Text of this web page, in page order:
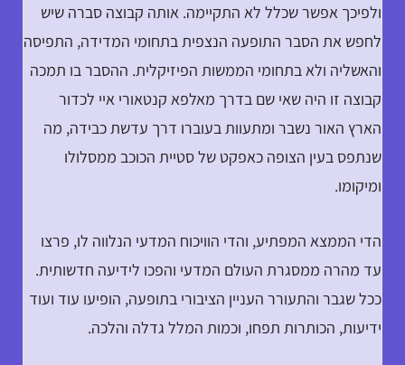
ולפיכך אפשר שכלל לא התקיימה. אותה קבוצה סברה שיש
לחפש את הסבר התופעה הנצפית בתחומי המדידה, התפיסה
והאשליה ולא בתחומי הממשות הפיזיקלית. ההסבר בו תמכה
קבוצה זו היה שאי שם בדרך מאלפא קנטאורי איי לכדור
הארץ האור נשבר ומתעוות בעוברו דרך עדשת כבידה, מה
שנתפס בעין הצופה כאפקט של סטיית הכוכב ממסלולו
ומיקומו.
הדי הממצא המפתיע, והדי הוויכוח המדעי הנלווה לו, פרצו
עד מהרה ממסגרת העולם המדעי והפכו לידיעה חדשותית.
ככל שגבר והתעורר העניין הציבורי בתופעה, הופיעו עוד ועוד
ידיעות, הכותרות תפחו, וכמות המלל גדלה והלכה.